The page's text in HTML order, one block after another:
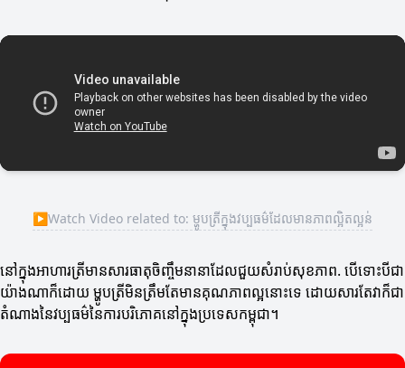
▶Watch Video related to: ម្ហូបត្រីក្នុងវប្បធម៌ដែលមានភាពល្អិតល្អន់
នៅក្នុងអាហារត្រីមានសារធាតុចិញ្ចឹមនានាដែលជួយសំរាប់សុខភាព. បើទោះបីជា
យ៉ាងណាក៏ដោយ ម្ហូបត្រីមិនត្រឹមតែមានគុណភាពល្អនោះទេ ដោយសារតែវាក៏ជា
តំណាងនៃវប្បធម៌នៃការបរិភោគនៅក្នុងប្រទេសកម្ពុជា។